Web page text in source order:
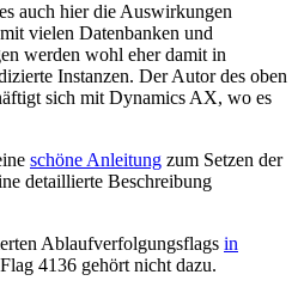
auch hier die Auswirkungen
vielen Datenbanken und
werden wohl eher damit in
Instanzen. Der Autor des oben
sich mit Dynamics AX, wo es
schöne Anleitung zum Setzen der
detaillierte Beschreibung
Ablaufverfolgungsflags in
4136 gehört nicht dazu.